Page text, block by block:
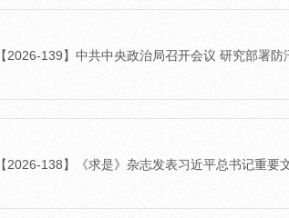
【2026-139】中共中央政治局召开会议 研究部署
【2026-138】《求是》杂志发表习近平总书记重